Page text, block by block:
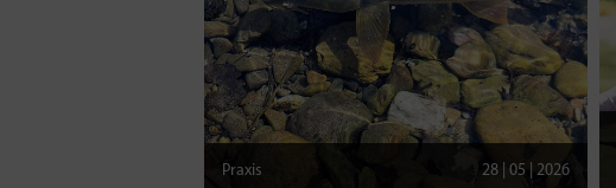
Praxis 28 | 05 | 2026